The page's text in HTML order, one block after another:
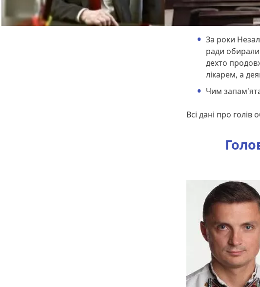
За роки
ради обирали
дехто
лікарем, а
Чим
Всі дані про